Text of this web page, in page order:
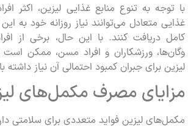
به تنوع منابع غذایی لیزین، اکثر افراد
متعادل می‌توانند نیاز روزانه خود به این
دریافت کنند. با این حال، برخی از افراد،
ورزشکاران و افراد مسن، ممکن است
برای جبران کمبود احتمالی آن نیاز داشته باشند.
مصرف مکمل‌های لیزین
لیزین فواید متعددی برای سلامتی دارند،